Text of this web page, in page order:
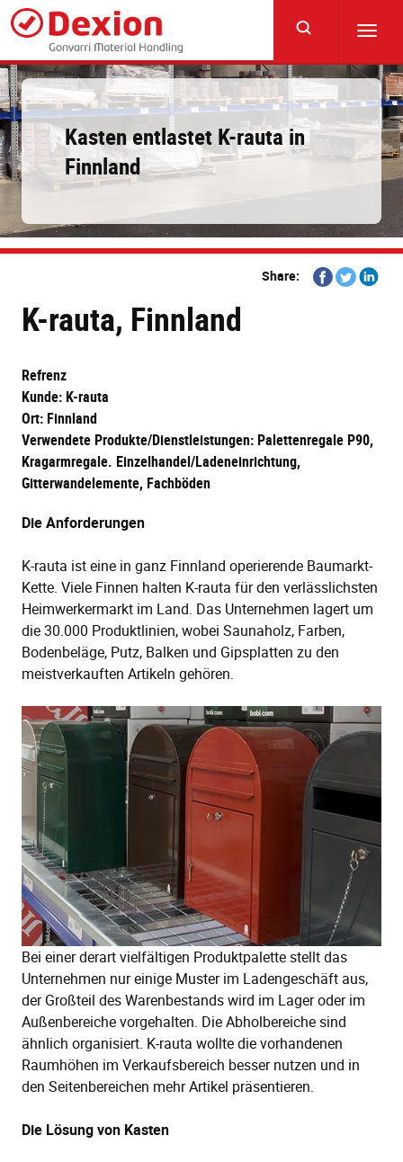
Skip
main
content
Kasten entlastet K-rauta in
Finnland
Share:
Share
on
Share
on
Share
K-rauta, Finnland
Refrenz
Kunde: K-rauta
Ort: Finnland
Verwendete Produkte/Dienstleistungen: Palettenregale P90,
Kragarmregale. Einzelhandel/Ladeneinrichtung,
Gitterwandelemente, Fachböden
Die Anforderungen
K-rauta ist eine in ganz Finnland operierende Baumarkt-
Kette. Viele Finnen halten K-rauta für den verlässlichsten
Heimwerkermarkt im Land. Das Unternehmen lagert um
die 30.000 Produktlinien, wobei Saunaholz, Farben,
Bodenbeläge, Putz, Balken und Gipsplatten zu den
meistverkauften Artikeln gehören.
Bei einer derart vielfältigen Produktpalette stellt das
Unternehmen nur einige Muster im Ladengeschäft aus,
der Großteil des Warenbestands wird im Lager oder im
Außenbereiche vorgehalten. Die Abholbereiche sind
ähnlich organisiert. K-rauta wollte die vorhandenen
Raumhöhen im Verkaufsbereich besser nutzen und in
den Seitenbereichen mehr Artikel präsentieren.
Die Lösung von Kasten